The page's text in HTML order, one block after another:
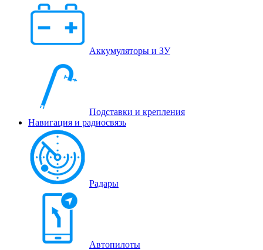
Аккумуляторы и ЗУ
Подставки и крепления
Навигация и радиосвязь
Радары
Автопилоты